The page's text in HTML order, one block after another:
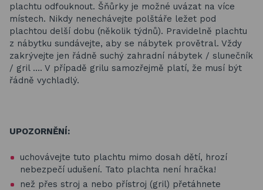
plachtu odfouknout. Šňůrky je možné uvázat na více
místech. Nikdy nenechávejte polštáře ležet pod
plachtou delší dobu (několik týdnů). Pravidelně plachtu
z nábytku sundávejte, aby se nábytek provětral. Vždy
zakrývejte jen řádně suchý zahradní nábytek / slunečník
/ gril …. V případě grilu samozřejmě platí, že musí být
řádně vychladlý.
UPOZORNĚNÍ:
uchovávejte tuto plachtu mimo dosah dětí, hrozí
nebezpečí udušení. Tato plachta není hračka!
než přes stroj a nebo přístroj (gril) přetáhnete